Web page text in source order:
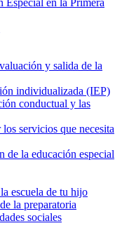
y salida de la
individualizada (IEP)
conductual y las
servicios que necesita
de la educación especial
escuela de tu hijo
la preparatoria
sociales